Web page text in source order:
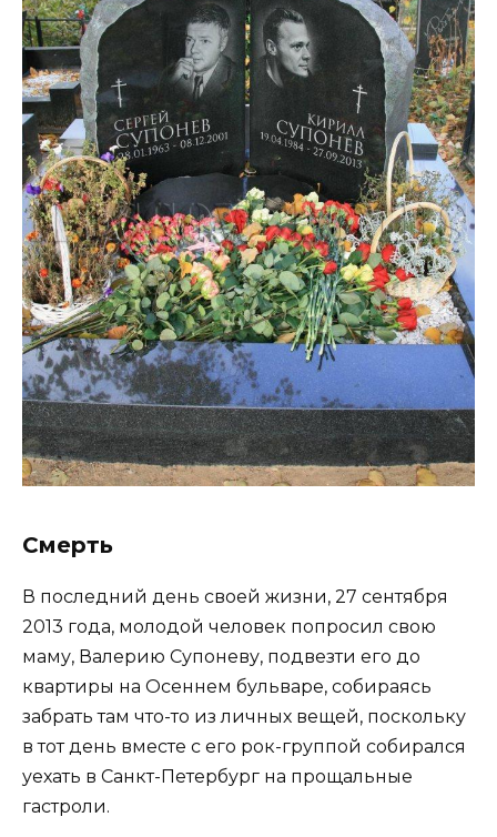
Смерть
В последний день своей жизни, 27 сентября
2013 года, молодой человек попросил свою
маму, Валерию Супоневу, подвезти его до
квартиры на Осеннем бульваре, собираясь
забрать там что-то из личных вещей, поскольку
в тот день вместе с его рок-группой собирался
уехать в Санкт-Петербург на прощальные
гастроли.